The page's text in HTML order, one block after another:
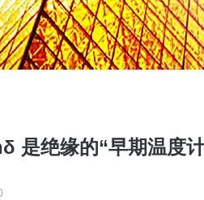
是绝缘的“早期温度